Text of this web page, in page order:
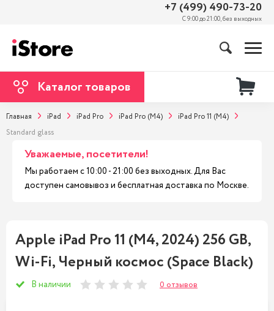
+7 (499) 490-73-20
С 9:00 до 21:00, без выходных
Каталог товаров
Главная iPad iPad Pro iPad Pro (M4)
iPad Pro 11 (M4)
Standard glass
Уважаемые, посетители!
Мы работаем с 10:00 - 21:00 без выходных. Для Вас
доступен самовывоз и бесплатная доставка по Москве.
Apple iPad Pro 11 (M4, 2024) 256 GB,
Wi-Fi, Черный космос (Space Black)
В наличии 0 отзывов